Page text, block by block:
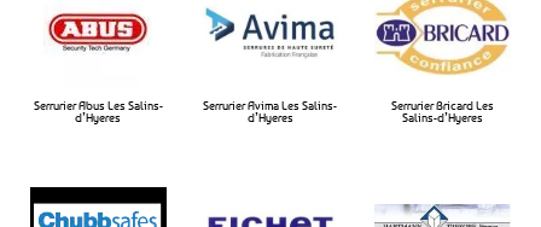
Serrurier Abus Les Salins-
d’Hyeres
Serrurier Avima Les Salins-
d’Hyeres​
Serrurier Bricard Les
Salins-d’Hyeres​